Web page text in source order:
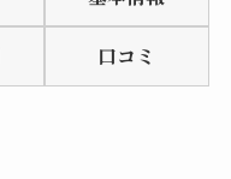
口コミ